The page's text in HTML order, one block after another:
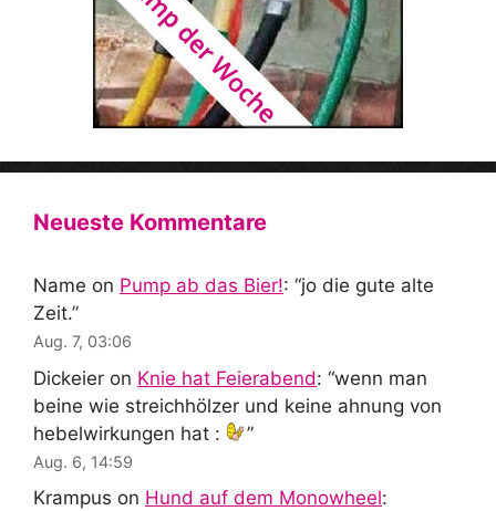
Neueste Kommentare
Name on Pump ab das Bier!: “jo die gute alte
Zeit.”
Aug. 7, 03:06
Dickeier on Knie hat Feierabend: “wenn man
beine wie streichhölzer und keine ahnung von
hebelwirkungen hat :
”
Aug. 6, 14:59
Krampus on Hund auf dem Monowheel: